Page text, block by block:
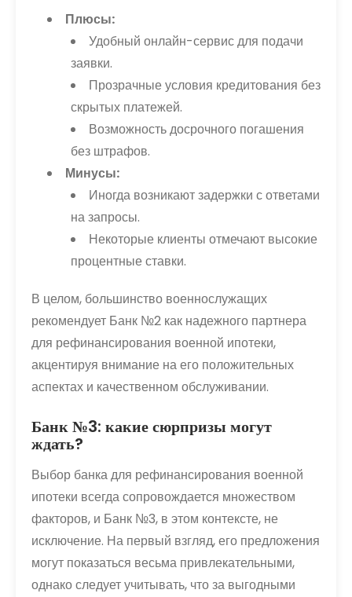
Плюсы:
Удобный онлайн-сервис для подачи
заявки.
Прозрачные условия кредитования без
скрытых платежей.
Возможность досрочного погашения
без штрафов.
Минусы:
Иногда возникают задержки с ответами
на запросы.
Некоторые клиенты отмечают высокие
процентные ставки.
В целом, большинство военнослужащих
рекомендует Банк №2 как надежного партнера
для рефинансирования военной ипотеки,
акцентируя внимание на его положительных
аспектах и качественном обслуживании.
Банк №3: какие сюрпризы могут
ждать?
Выбор банка для рефинансирования военной
ипотеки всегда сопровождается множеством
факторов, и Банк №3, в этом контексте, не
исключение. На первый взгляд, его предложения
могут показаться весьма привлекательными,
однако следует учитывать, что за выгодными